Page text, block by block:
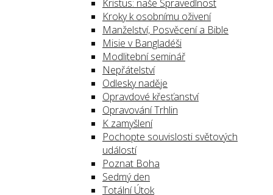
Kristus: naše Spravedlnost
Kroky k osobnímu oživení
Manželství, Posvěcení a Bible
Misie v Bangladéši
Modlitební seminář
Nepřátelství
Odlesky naděje
Opravdové křesťanství
Opravování Trhlin
K zamyšlení
Pochopte souvislosti světových
událostí
Poznat Boha
Sedmý den
Totální Útok